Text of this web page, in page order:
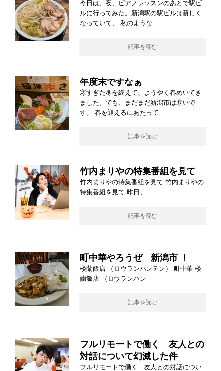
今日は、夜、ピアノレッスンのあとで駅ビ
ルに行ってみた。新潟駅の駅ビルは新しく
なっていて、 私のような
記事を読む
年度末ですなぁ
寒すぎた冬を終えて、ようやく春めいてき
ました。でも、まだまだ新潟市は寒いで
す。 春を迎えるにあたって
記事を読む
竹内まりやの特集番組を見て
竹内まりやの特集番組を見て 竹内まりやの
特集番組を見て 昨日、
記事を読む
町中華やろうぜ 新潟市 ！
楼蘭飯店 （ロウランハンテン） 町中華 楼
蘭飯店 （ロウランハン
記事を読む
フルリモートで働く 友人との
対話について幻滅した件
フルリモートで働く 友人との対話につい